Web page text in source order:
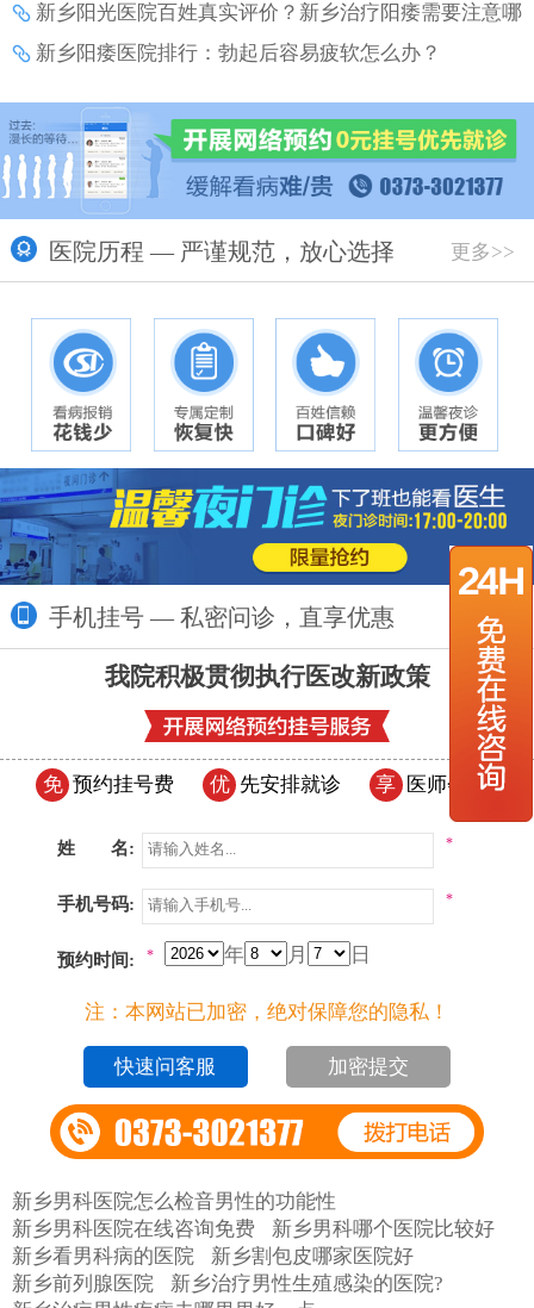
新乡阳光医院百姓真实评价？新乡治疗阳痿需要注意哪
些事项？
新乡阳痿医院排行：勃起后容易疲软怎么办？
医院历程 — 严谨规范，放心选择 更多>>
手机挂号 — 私密问诊，直享优惠 更多>>
我院积极贯彻执行医改新政策
免 预约挂号费 优 先安排就诊 享 医师会诊
姓 名: *
手机号码: *
预约时间: 年 月 日
*
注：本网站已加密，绝对保障您的隐私！
加密提交
新乡男科医院怎么检音男性的功能性
新乡男科医院在线咨询免费
新乡男科哪个医院比较好
新乡看男科病的医院
新乡割包皮哪家医院好
新乡前列腺医院
新乡治疗男性生殖感染的医院?